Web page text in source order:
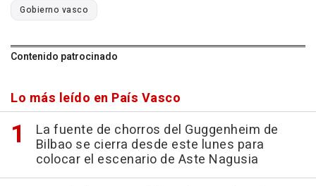
Gobierno vasco
Contenido patrocinado
Lo más leído en País Vasco
La fuente de chorros del Guggenheim de
Bilbao se cierra desde este lunes para
colocar el escenario de Aste Nagusia